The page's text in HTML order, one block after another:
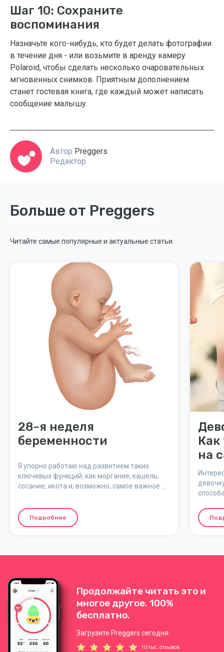
Шаг 10: Сохраните
воспоминания
Назначьте кого-нибудь, кто будет делать фотографии
в течение дня - или возьмите в аренду камеру
Polaroid, чтобы сделать несколько очаровательных
мгновенных снимков. Приятным дополнением
станет гостевая книга, где каждый может написать
сообщение малышу.
Автор Preggers
Редактор
Больше от Preggers
Читайте самые популярные и актуальные статьи.
28-я неделя
беременности
Я упорно работаю над развитием таких
ключевых функций, как моргание, кашель,
сосание, икота и, возможно, самое важное –
Подробнее
Как
на
Продолжайте читать это и
многое другое. 100%
бесплатно.
Загрузите Preggers сегодня.
10 тыс. отзывов